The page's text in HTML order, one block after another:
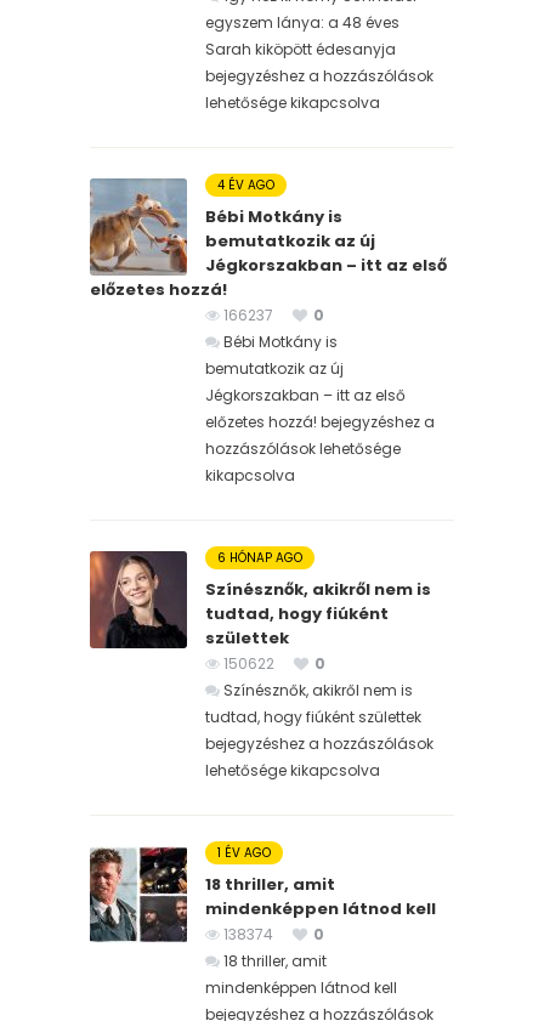
egyszem lánya: a 48 éves
Sarah kiköpött édesanyja
bejegyzéshez a hozzászólások
lehetősége kikapcsolva
4 ÉV AGO
Bébi Motkány is
bemutatkozik az új
Jégkorszakban – itt az első
előzetes hozzá!
166237
0
Bébi Motkány is
bemutatkozik az új
Jégkorszakban – itt az első
előzetes hozzá! bejegyzéshez a
hozzászólások lehetősége
kikapcsolva
6 HÓNAP AGO
Színésznők, akikről nem is
tudtad, hogy fiúként
születtek
150622
0
Színésznők, akikről nem is
tudtad, hogy fiúként születtek
bejegyzéshez a hozzászólások
lehetősége kikapcsolva
1 ÉV AGO
18 thriller, amit
mindenképpen látnod kell
138374
0
18 thriller, amit
mindenképpen látnod kell
bejegyzéshez a hozzászólások